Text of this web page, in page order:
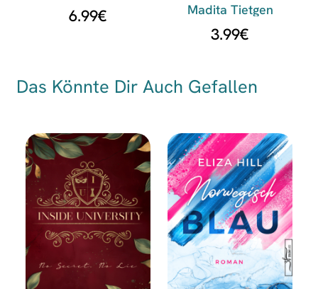
6.99€ Madita Tietgen
3.99€
Das Könnte Dir Auch Gefallen